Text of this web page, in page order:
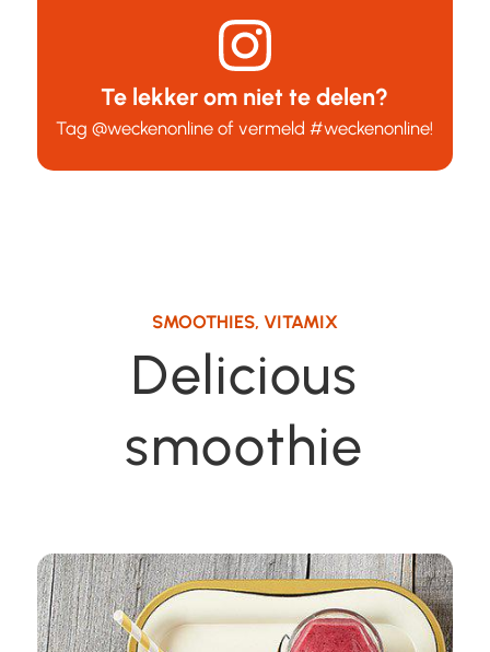
Te lekker om niet te delen?
Tag@weckenonline of vermeld#weckenonline!
SMOOTHIES, VITAMIX
Delicious
smoothie